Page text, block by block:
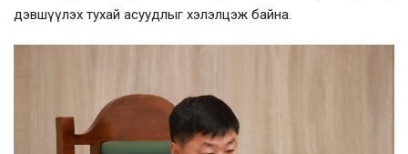
дэвшүүлэх тухай асуудлыг хэлэлцэж байна.